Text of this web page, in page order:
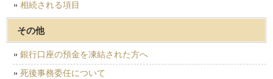
相続される項目
その他
銀行口座の預金を凍結された方へ
死後事務委任について